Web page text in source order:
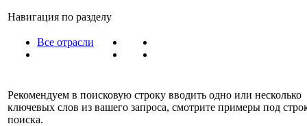
Навигация по разделу
Все отрасли
Рекомендуем в поисковую строку вводить одно или несколько
ключевых слов из вашего запроса, смотрите примеры под
поиска.